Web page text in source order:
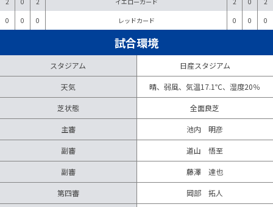
0 0 0 レッドカード 0 0 0
試合環境
スタジアム 日産スタジアム
天気 晴、弱風、気温17.1℃、湿度20％
芝状態 全面良芝
主審 池内 明彦
副審 道山 悟至
副審 藤澤 達也
第四審 岡部 拓人